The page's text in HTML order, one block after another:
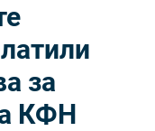
за
КФН